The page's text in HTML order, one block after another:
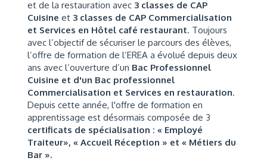
et de la restauration avec 3 classes de CAP
Cuisine et 3 classes de CAP Commercialisation
et Services en Hôtel café restaurant. Toujours
avec l’objectif de sécuriser le parcours des élèves,
l’offre de formation de l’EREA a évolué depuis deux
ans avec l’ouverture d’un Bac Professionnel
Cuisine et d'un Bac professionnel
Commercialisation et Services en restauration.
Depuis cette année, l'offre de formation en
apprentissage est désormais composée de 3
certificats de spécialisation : « Employé
Traiteur», « Accueil Réception » et « Métiers du
Bar ».